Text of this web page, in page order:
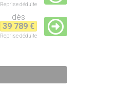
Reprisedéduite
dès
39 789 €
Reprisedéduite